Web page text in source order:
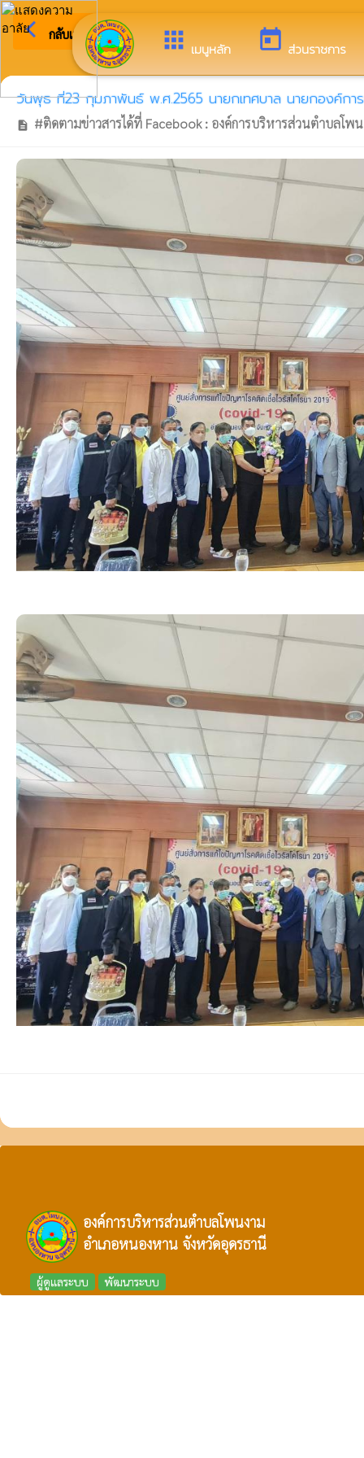
apps เมนูหลัก today ส่วนราชการ
arrow_back_ios กลับเมนูหลัก
วันพุธ ที่23 กุมภาพันธ์ พ.ศ.2565 นายกเทศบาล นายกองค์การ
description #ติดตามข่าวสารได้ที่ Facebook : องค์การบริหารส่วนตำบลโ
องค์การบริหารส่วนตำบลโพนงาม
อำเภอหนองหาน จังหวัดอุดรธานี
ผู้ดูแลระบบ พัฒนาระบบ